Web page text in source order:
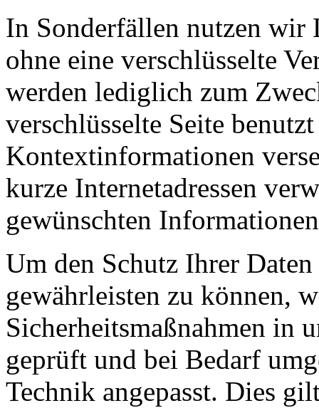
In Sonderfällen nutzen wir
ohne eine verschlüsselte
werden lediglich zum
verschlüsselte Seite
Kontextinformationen
kurze Internetadressen
gewünschten
Um den Schutz Ihrer
gewährleisten zu können,
Sicherheitsmaßnahmen in
geprüft und bei Bedarf
Technik angepasst. Dies